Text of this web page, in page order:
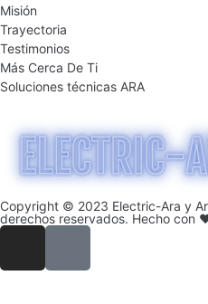
Misión
Trayectoria
Testimonios
Más Cerca De Ti
Soluciones técnicas ARA
Copyright © 2023 Electric-Ara y
derechos reservados. Hecho